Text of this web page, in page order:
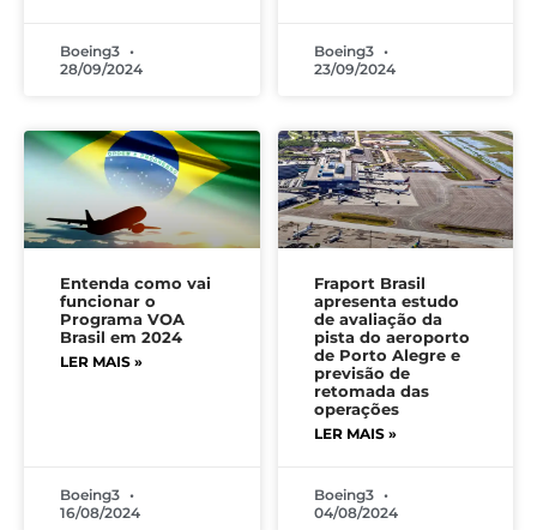
Boeing3
28/09/2024
Boeing3
23/09/2024
Entenda como vai
funcionar o
Programa VOA
Brasil em 2024
LER MAIS »
Boeing3
16/08/2024
Fraport Brasil
apresenta estudo
de avaliação da
pista do aeroporto
de Porto Alegre e
previsão de
retomada das
operações
LER MAIS »
Boeing3
04/08/2024